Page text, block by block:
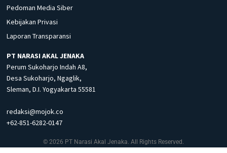
Pedoman Media Siber
Kebijakan Privasi
Laporan Transparansi
PT NARASI AKAL JENAKA
Perum Sukoharjo Indah A8,
Desa Sukoharjo, Ngaglik,
Sleman, D.I. Yogyakarta 55581
redaksi@mojok.co
+62-851-6282-0147
© 2026 PT Narasi Akal Jenaka. All Rights Reserved.